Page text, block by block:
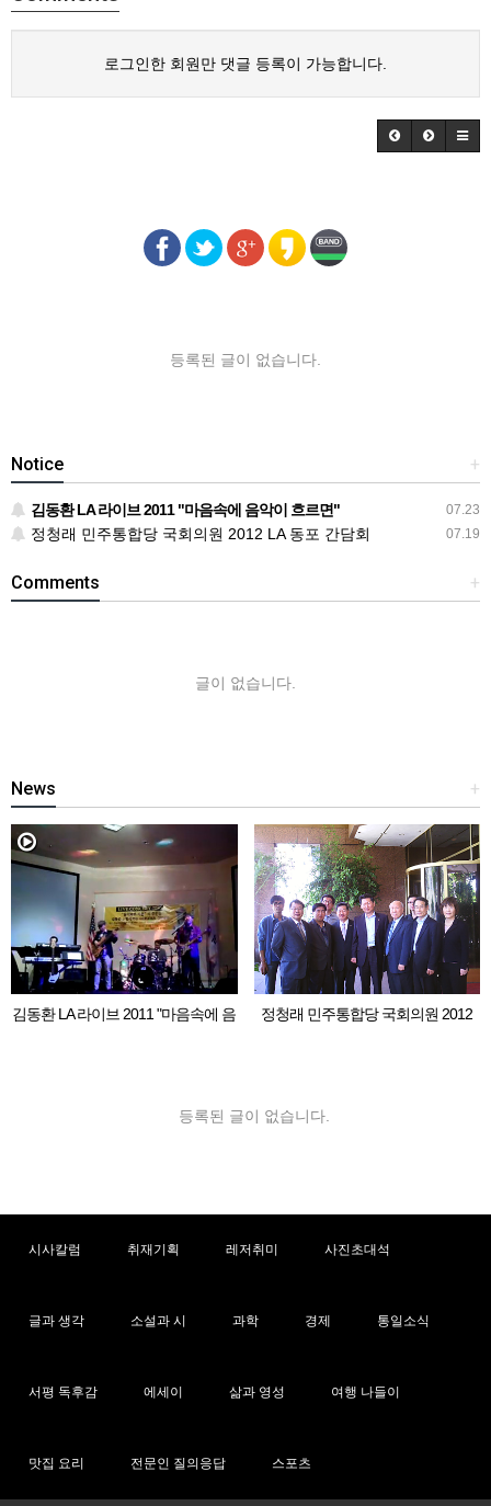
로그인한 회원만 댓글 등록이 가능합니다.
등록된 글이 없습니다.
+
Notice
07.23
김동환 LA 라이브 2011 "마음속에 음악이 흐르면"
07.19
정청래 민주통합당 국회의원 2012 LA 동포 간담회
+
Comments
글이 없습니다.
+
News
김동환 LA 라이브 2011 "마음속에 음
정청래 민주통합당 국회의원 2012
등록된 글이 없습니다.
시사칼럼 취재기획 레저취미 사진초대석
글과 생각 소설과 시 과학 경제 통일소식
서평 독후감 에세이 삶과 영성 여행 나들이
맛집 요리 전문인 질의응답 스포츠